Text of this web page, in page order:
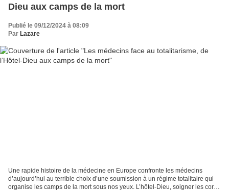
Dieu aux camps de la mort
Publié le 09/12/2024 à 08:09
Par Lazare
Une rapide histoire de la médecine en Europe confronte les médecins
d’aujourd’hui au terrible choix d’une soumission à un régime totalitaire qui
organise les camps de la mort sous nos yeux. L’hôtel-Dieu, soigner les corps